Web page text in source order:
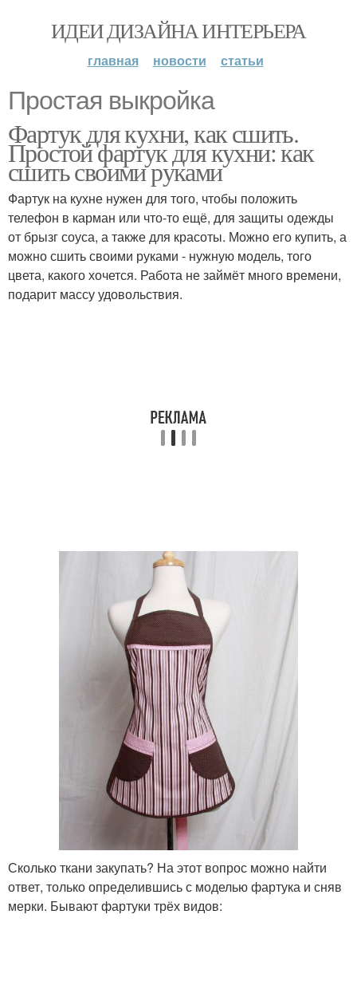
ИДЕИ ДИЗАЙНА ИНТЕРЬЕРА
главная новости статьи
Простая выкройка
Фартук для кухни, как сшить.
Простой фартук для кухни: как
сшить своими руками
Фартук на кухне нужен для того, чтобы положить
телефон в карман или что-то ещё, для защиты одежды
от брызг соуса, а также для красоты. Можно его купить, а
можно сшить своими руками - нужную модель, того
цвета, какого хочется. Работа не займёт много времени,
подарит массу удовольствия.
Сколько ткани закупать? На этот вопрос можно найти
ответ, только определившись с моделью фартука и сняв
мерки. Бывают фартуки трёх видов: